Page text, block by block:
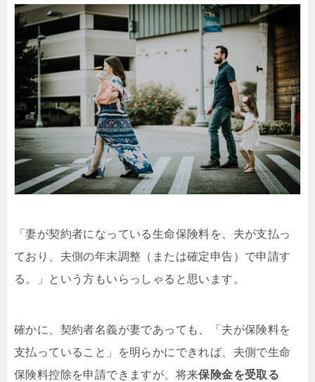
「妻が契約者になっている生命保険料を、夫が支払っ
ており、夫側の年末調整（または確定申告）で申請す
る。」という方もいらっしゃると思います。
確かに、契約者名義が妻であっても、「夫が保険料を
支払っていること」を明らかにできれば、夫側で生命
保険料控除を申請できますが、将来保険金を受取る